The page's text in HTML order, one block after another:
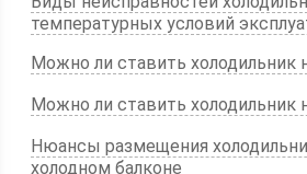
температурных условий
Можно ли ставить холодильник
Можно ли ставить холодильник
Нюансы размещения
холодном балконе